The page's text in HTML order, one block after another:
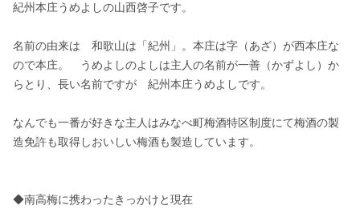
紀州本庄うめよしの山西啓子です。
名前の由来は　和歌山は「紀州」。本庄は字（あざ）が西本庄な
ので本庄。　うめよしのよしは主人の名前が一善（かずよし）か
らとり、長い名前ですが　紀州本庄うめよしです。
なんでも一番が好きな主人はみなべ町梅酒特区制度にて梅酒の製
造免許も取得しおいしい梅酒も製造しています。
◆南高梅に携わったきっかけと現在